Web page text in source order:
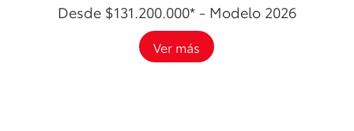
Desde $131.200.000* - Modelo 2026
Ver más